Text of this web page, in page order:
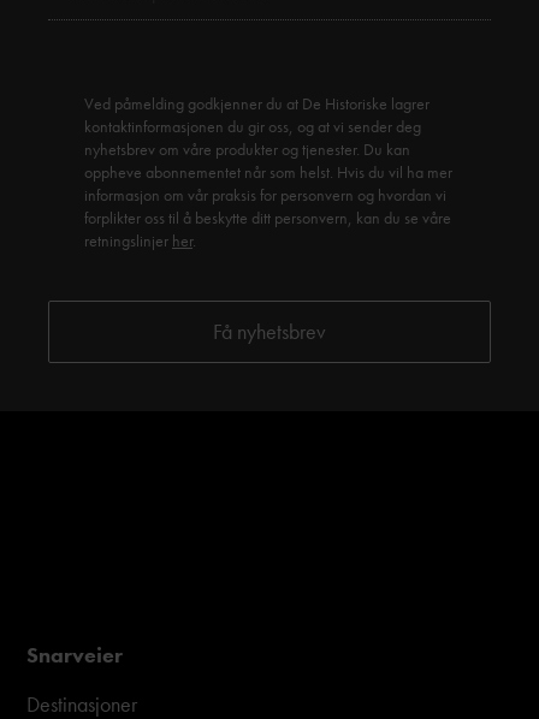
Ved påmelding godkjenner du at De Historiske lagrer
kontaktinformasjonen du gir oss, og at vi sender deg
nyhetsbrev om våre produkter og tjenester. Du kan
oppheve abonnementet når som helst. Hvis du vil ha mer
informasjon om vår praksis for personvern og hvordan vi
forplikter oss til å beskytte ditt personvern, kan du se våre
retningslinjer her.
Snarveier
Destinasjoner